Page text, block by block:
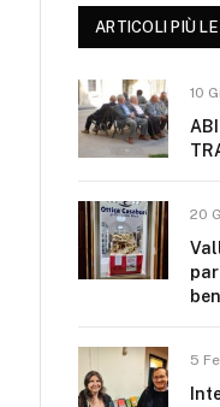
ARTICOLI PIÙ
10
20
5